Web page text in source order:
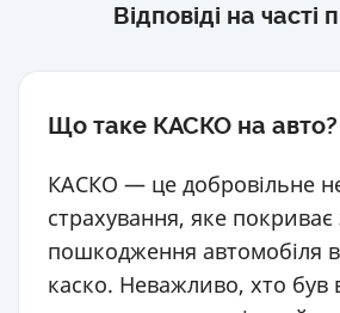
Відповіді на часті
Що таке КАСКО на авто?
КАСКО — це добровільне
страхування, яке покриває
пошкодження автомобіля
каско. Неважливо, хто був